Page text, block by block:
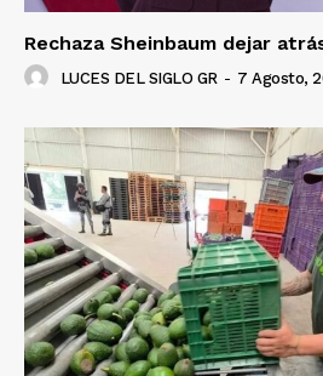
Rechaza Sheinbaum dejar
LUCES DEL SIGLO GR - 7 Agosto,